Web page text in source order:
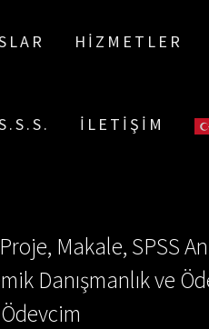
HIZMETLER
İLETIŞIM
Makale, SPSS
Danışmanlık ve